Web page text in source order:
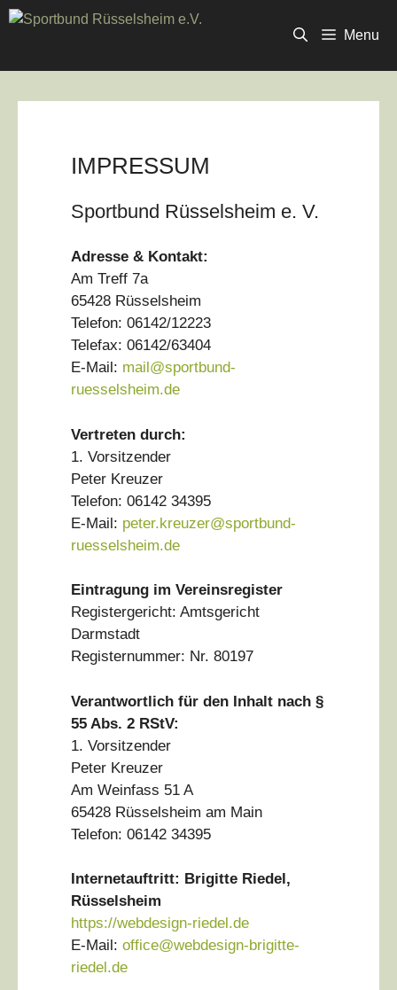
Zum
Inhalt
Menu
IMPRESSUM
Sportbund Rüsselsheim e. V.
Adresse & Kontakt:
Am Treff 7a
65428 Rüsselsheim
Telefon: 06142/12223
Telefax: 06142/63404
E-Mail: mail@sportbund-
ruesselsheim.de
Vertreten durch:
1. Vorsitzender
Peter Kreuzer
Telefon: 06142 34395
E-Mail: peter.kreuzer@sportbund-
ruesselsheim.de
Eintragung im Vereinsregister
Registergericht: Amtsgericht
Darmstadt
Registernummer: Nr. 80197
Verantwortlich für den Inhalt nach §
55 Abs. 2 RStV:
1. Vorsitzender
Peter Kreuzer
Am Weinfass 51 A
65428 Rüsselsheim am Main
Telefon: 06142 34395
Internetauftritt: Brigitte Riedel,
Rüsselsheim
https://webdesign-riedel.de
E-Mail: office@webdesign-brigitte-
riedel.de